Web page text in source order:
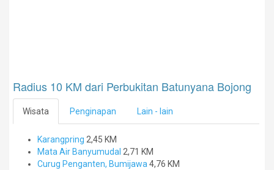
Radius 10 KM dari Perbukitan Batunyana Bojong
Wisata Penginapan Lain - lain
Karangpring 2,45 KM
Mata Air Banyumudal 2,71 KM
Curug Penganten, Bumijawa4,76 KM